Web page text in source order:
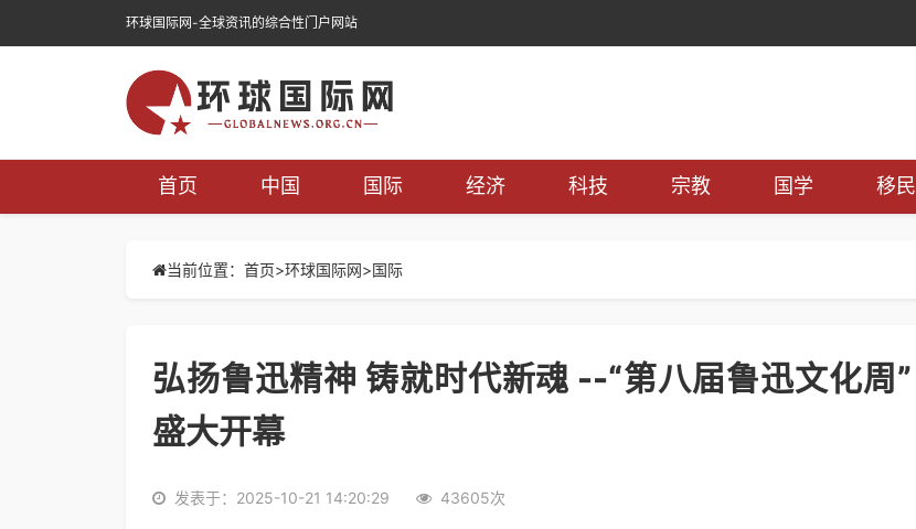
环球国际网-全球资讯的综合性门户网站
首页 中国 国际 经济 科技 宗教 国学 移民
当前位置：首页>环球国际网>国际
弘扬鲁迅精神 铸就时代新魂 --“第八届鲁迅文化周”
盛大开幕
发表于：2025-10-21 14:20:29 43605次